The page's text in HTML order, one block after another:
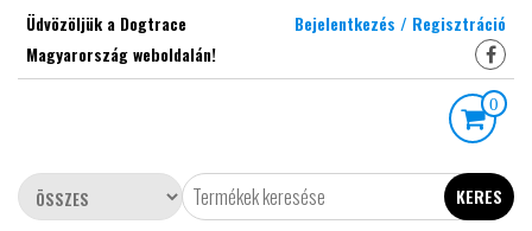
Üdvözöljük a Dogtrace
Magyarország weboldalán!
Bejelentkezés / Regisztráció
0
KERES